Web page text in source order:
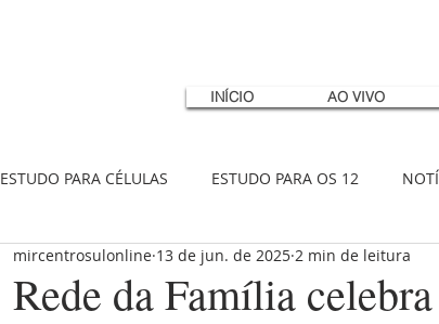
INÍCIO AO VIVO
ESTUDO PARA CÉLULAS ESTUDO PARA OS 12
Rede da Família
mircentrosulonline 13 de jun. de 2025 2 min de leitura